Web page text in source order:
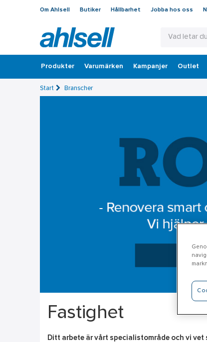
Om Ahlsell Butiker Hållbarhet Jobba hos oss
Produkter Varumärken Kampanjer Outlet
Start Branscher
Fastighet
Ditt arbete är vårt specialistområde och vi